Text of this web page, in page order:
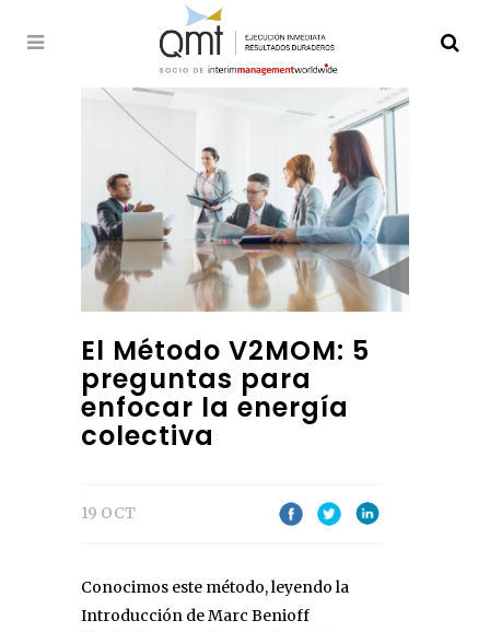
El Método V2MOM: 5
preguntas para
enfocar la energía
colectiva
19 OCT
Conocimos este método, leyendo la
Introducción de Marc Benioff